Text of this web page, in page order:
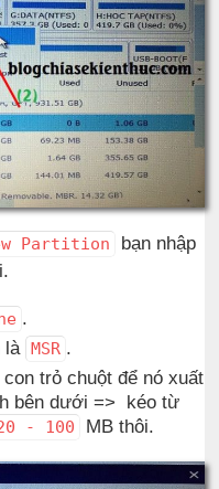
Partition
bạn nhập
.
là MSR .
con trỏ chuột để nó xuất
bên dưới => kéo từ
- 100 MB thôi.